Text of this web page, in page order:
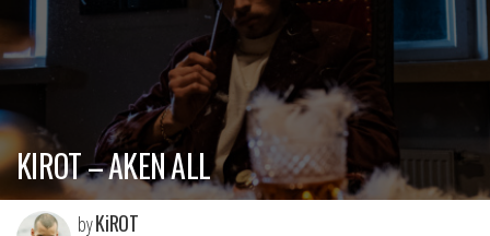
KIROT – AKEN ALL
byKiROT